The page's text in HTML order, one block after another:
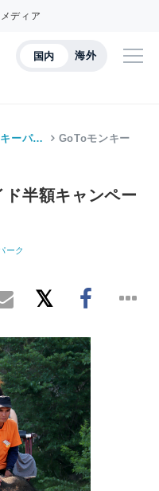
ディア
国内 海外
ーパ… GoToモンキー
半額キャンペー
ーク